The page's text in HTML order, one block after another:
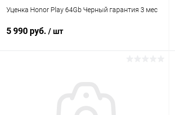
Уценка Honor Play 64Gb Черный гарантия 3 мес
5 990 руб. / шт